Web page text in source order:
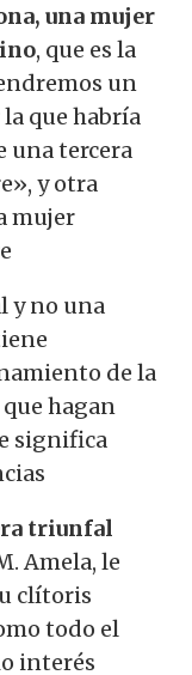
una mujer
, que es la
un
que habría
una tercera
y otra
mujer
y no una
de la
hagan
significa
triunfal
Amela, le
clítoris
todo el
interés